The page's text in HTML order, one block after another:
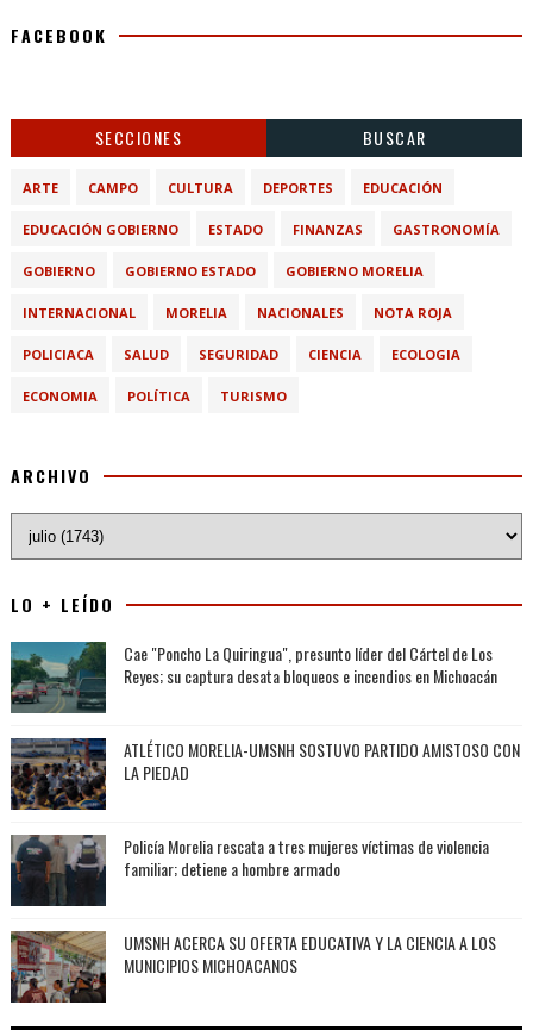
FACEBOOK
SECCIONES BUSCAR
ARTE CAMPO CULTURA DEPORTES EDUCACIÓN
EDUCACIÓN GOBIERNO ESTADO FINANZAS GASTRONOMÍA
GOBIERNO GOBIERNO ESTADO GOBIERNO MORELIA
INTERNACIONAL MORELIA NACIONALES NOTA ROJA
POLICIACA SALUD SEGURIDAD CIENCIA ECOLOGIA
ECONOMIA POLÍTICA TURISMO
ARCHIVO
LO + LEÍDO
Cae "Poncho La Quiringua", presunto líder del Cártel de Los
Reyes; su captura desata bloqueos e incendios en Michoacán
ATLÉTICO MORELIA-UMSNH SOSTUVO PARTIDO AMISTOSO CON
LA PIEDAD
Policía Morelia rescata a tres mujeres víctimas de violencia
familiar; detiene a hombre armado
UMSNH ACERCA SU OFERTA EDUCATIVA Y LA CIENCIA A LOS
MUNICIPIOS MICHOACANOS